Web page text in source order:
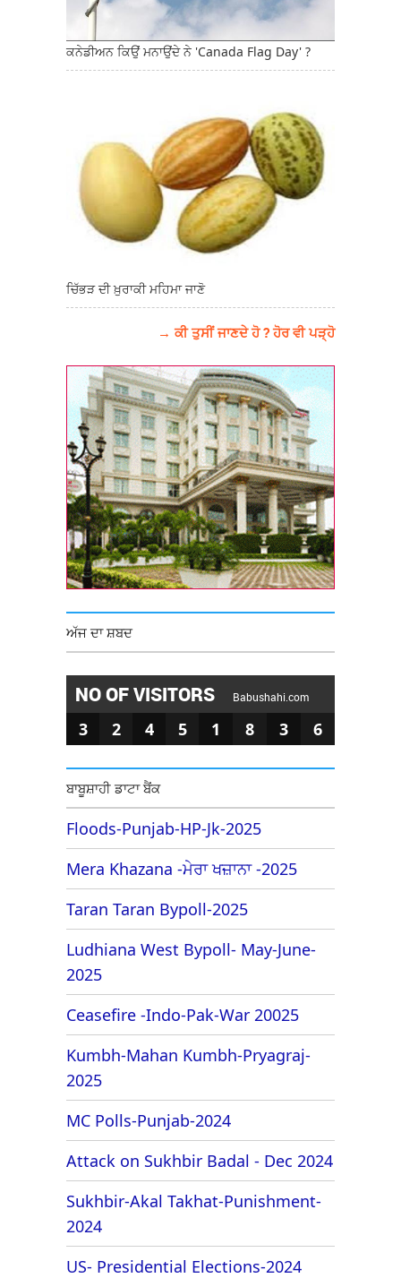
ਕਨੇਡੀਅਨ ਕਿਉਂ ਮਨਾਉਂਦੇ ਨੇ 'Canada Flag Day' ?
ਚਿੱਭੜ ਦੀ ਖ਼ੁਰਾਕੀ ਮਹਿਮਾ ਜਾਣੋ
→ ਕੀ ਤੁਸੀਂ ਜਾਣਦੇ ਹੋ ? ਹੋਰ ਵੀ ਪੜ੍ਹੋ
ਅੱਜ ਦਾ ਸ਼ਬਦ
NO OF VISITORS Babushahi.com
3 2 4 5 1 8 3 6
ਬਾਬੂਸ਼ਾਹੀ ਡਾਟਾ ਬੈਂਕ
Floods-Punjab-HP-Jk-2025
Mera Khazana -ਮੇਰਾ ਖਜ਼ਾਨਾ -2025
Taran Taran Bypoll-2025
Ludhiana West Bypoll- May-June-
2025
Ceasefire -Indo-Pak-War 20025
Kumbh-Mahan Kumbh-Pryagraj-
2025
MC Polls-Punjab-2024
Attack on Sukhbir Badal - Dec 2024
Sukhbir-Akal Takhat-Punishment-
2024
US- Presidential Elections-2024